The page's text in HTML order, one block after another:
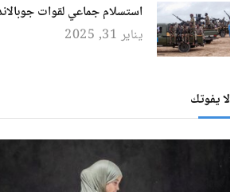
استسلام جماعي لقوات
يناير 31, 2025
لا يفوتك